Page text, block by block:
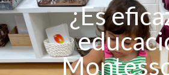
¿Es